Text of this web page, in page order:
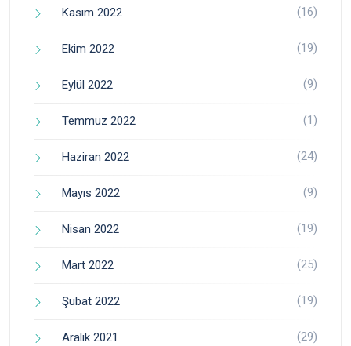
Kasım 2022 (16)
Ekim 2022 (19)
Eylül 2022 (9)
Temmuz 2022 (1)
Haziran 2022 (24)
Mayıs 2022 (9)
Nisan 2022 (19)
Mart 2022 (25)
Şubat 2022 (19)
Aralık 2021 (29)